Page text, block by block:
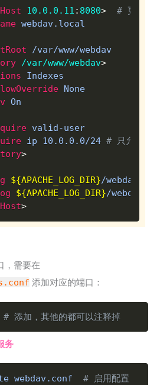
10.0.0.11 : 8080>
# 更换自
webdav.local
/var/www/webdav
/var/www/webdav>
Indexes
None
On
valid-user
ip 10.0.0.0/24 # 只允许局
>
${APACHE_LOG_DIR}/
${APACHE_LOG_DIR}
>
Copy
，需要在
添加对应的端口：
# 添加，其他的都可以注释掉
务
webdav.conf # 启用配置Copy